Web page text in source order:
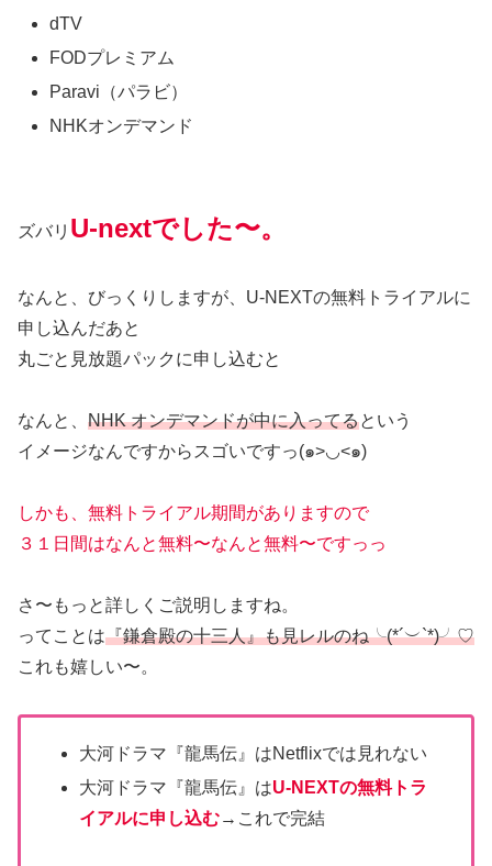
dTV
FODプレミアム
Paravi（パラビ）
NHKオンデマンド
ズバリ U-nextでした〜。
なんと、びっくりしますが、U-NEXTの無料トライアルに
申し込んだあと
丸ごと見放題パックに申し込むと
なんと、 NHK オンデマンドが中に入ってるという
イメージなんですからスゴいですっ(๑>◡<๑)
しかも、無料トライアル期間がありますので
３１日間はなんと無料〜なんと無料〜ですっっ
さ〜もっと詳しくご説明しますね。
ってことは『鎌倉殿の十三人』も見レルのね╰(*´︶`*)╯♡
これも嬉しい〜。
大河ドラマ『龍馬伝』はNetflixでは見れない
大河ドラマ『龍馬伝』はU-NEXTの無料トラ
イアルに申し込む→これで完結